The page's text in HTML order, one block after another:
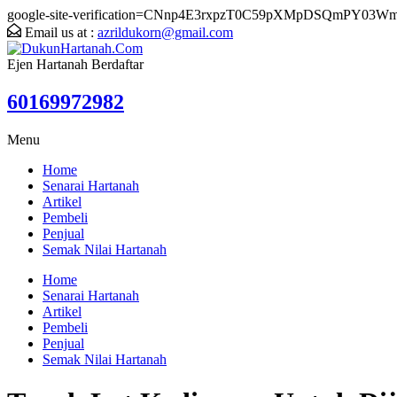
google-site-
Email us at : azrildukorn@gmail.com
Ejen Hartanah Berdaftar
60169972982
Menu
Home
Senarai Hartanah
Artikel
Pembeli
Penjual
Semak Nilai Hartanah
Home
Senarai Hartanah
Artikel
Pembeli
Penjual
Semak Nilai Hartanah